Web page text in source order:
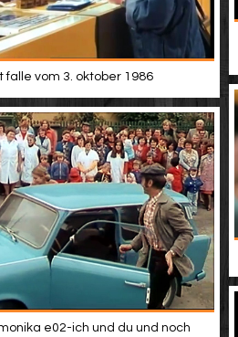
falle vom 3. oktober 1986
e02-ich und du und noch